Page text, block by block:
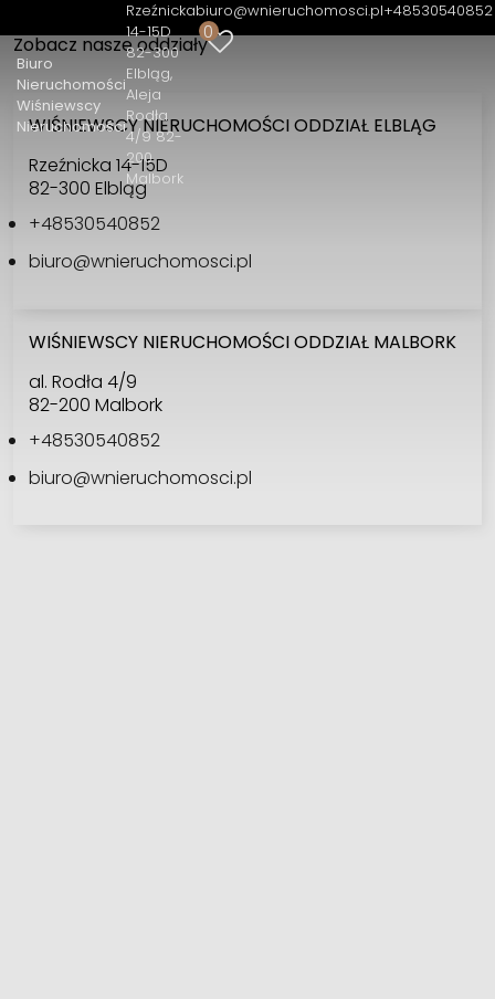
Biuro
Nieruchomości
Wiśniewscy
Nieruchomości
Rzeźnicka
14-15D
82-300
Elbląg
Aleja
Rodła
4/9 82-
200
Malbork
biuro@wnieruchomosci.pl+48530540852
0
Rzeźnicka 14-15D 82-300 Elbląg
Aleja Rodła 4/9 82-200 Malbork
+48530540852
biuro@wnieruchomosci.pl
Zobacz nasze oddziały
WIŚNIEWSCY NIERUCHOMOŚCI ODDZIAŁ ELBLĄG
Rzeźnicka 14-15D
82-300 Elbląg
+48530540852
biuro@wnieruchomosci.pl
WIŚNIEWSCY NIERUCHOMOŚCI ODDZIAŁ MALBORK
al. Rodła 4/9
82-200 Malbork
+48530540852
biuro@wnieruchomosci.pl